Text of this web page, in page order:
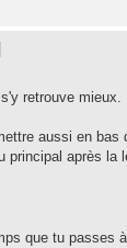
retrouve mieux.
aussi en
principal après la
que tu passes